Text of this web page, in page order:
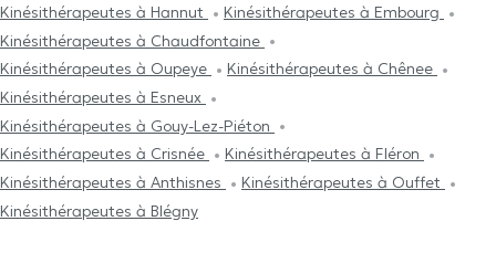
Kinésithérapeutes à Hannut
Kinésithérapeutes à Embourg
Kinésithérapeutes à Chaudfontaine
Kinésithérapeutes à Oupeye
Kinésithérapeutes à Chênee
Kinésithérapeutes à Esneux
Kinésithérapeutes à Gouy-Lez-Piéton
Kinésithérapeutes à Crisnée
Kinésithérapeutes à Fléron
Kinésithérapeutes à Anthisnes
Kinésithérapeutes à Ouffet
Kinésithérapeutes à Blégny